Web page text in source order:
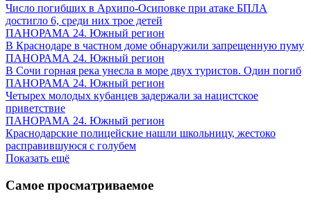
Число погибших в Архипо-Осиповке при атаке БПЛА
достигло 6, среди них трое детей
ПАНОРАМА 24. Южный регион
В Краснодаре в частном доме обнаружили запрещенную пуму
ПАНОРАМА 24. Южный регион
В Сочи горная река унесла в море двух туристов. Один погиб
ПАНОРАМА 24. Южный регион
Четырех молодых кубанцев задержали за нацистское
приветствие
ПАНОРАМА 24. Южный регион
Краснодарские полицейские нашли школьницу, жестоко
расправившуюся с голубем
Показать ещё
Самое просматриваемое